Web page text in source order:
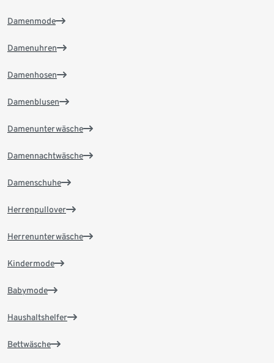
Damenmode
Damenuhren
Damenhosen
Damenblusen
Damenunterwäsche
Damennachtwäsche
Damenschuhe
Herrenpullover
Herrenunterwäsche
Kindermode
Babymode
Haushaltshelfer
Bettwäsche